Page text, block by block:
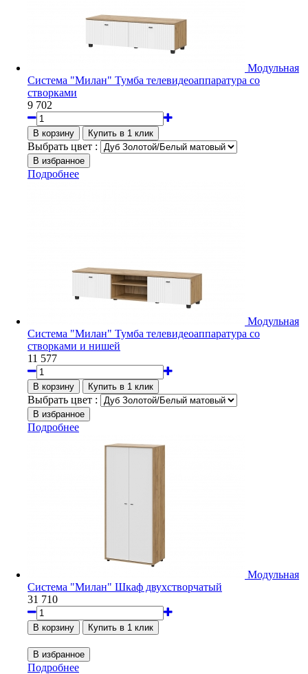
Модульная
Система "Милан" Тумба телевидеоаппаратура со
створками
9 702
Выбрать цвет :
Подробнее
Модульная
Система "Милан" Тумба телевидеоаппаратура со
створками и нишей
11 577
Выбрать цвет :
Подробнее
Модульная
Система "Милан" Шкаф двухстворчатый
31 710
Подробнее